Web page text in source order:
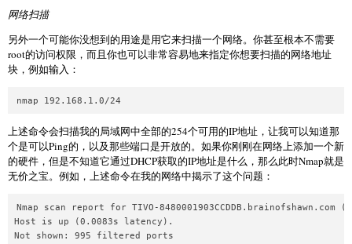
网络扫描
另外一个可能你没想到的用途是用它来扫描一个网络。你甚至根本不需要
root的访问权限，而且你也可以非常容易地来指定你想要扫描的网络地址
块，例如输入：
上述命令会扫描我的局域网中全部的254个可用的IP地址，让我可以知道那
个是可以Ping的，以及那些端口是开放的。如果你刚刚在网络上添加一个新
的硬件，但是不知道它通过DHCP获取的IP地址是什么，那么此时Nmap就是
无价之宝。例如，上述命令在我的网络中揭示了这个问题：
Nmap scan report for TIVO-8480001903CCDDB.brainofshawn.com
Host is up (0.0083s latency).
Not shown: 995 filtered ports